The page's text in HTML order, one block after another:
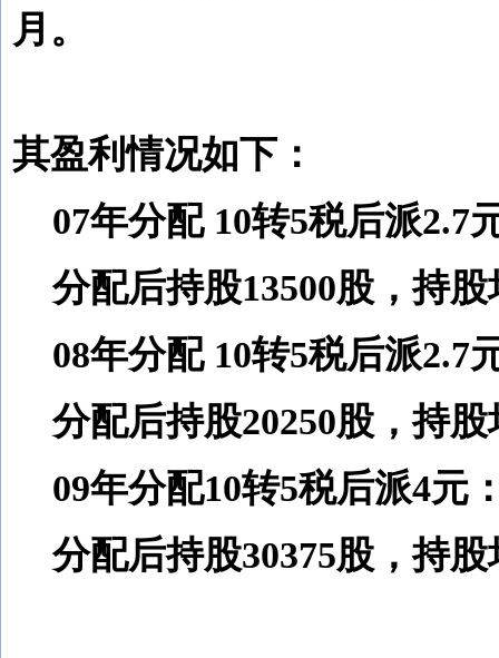
月。
其盈利情况如下：
07年分配 10转5税后派2.7
分配后持股13500股，持
08年分配 10转5税后派2.7
分配后持股20250股，持
09年分配10转5税后派4元
分配后持股30375股，持